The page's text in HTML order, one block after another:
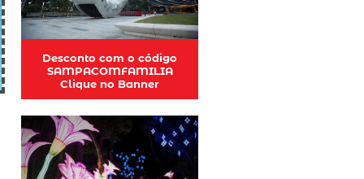
Desconto com o código
SAMPACOMFAMILIA
Clique no Banner